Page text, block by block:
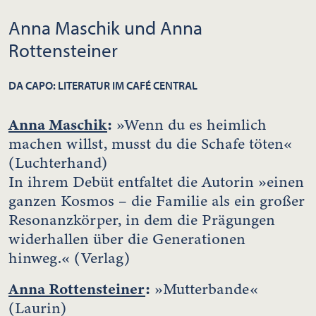
Anna Maschik und Anna
Rottensteiner
DA CAPO: LITERATUR IM CAFÉ CENTRAL
Anna Maschik: »Wenn du es heimlich
machen willst, musst du die Schafe töten«
(Luchterhand)
In ihrem Debüt entfaltet die Autorin »einen
ganzen Kosmos – die Familie als ein großer
Resonanzkörper, in dem die Prägungen
widerhallen über die Generationen
hinweg.« (Verlag)
Anna Rottensteiner: »Mutterbande«
(Laurin)